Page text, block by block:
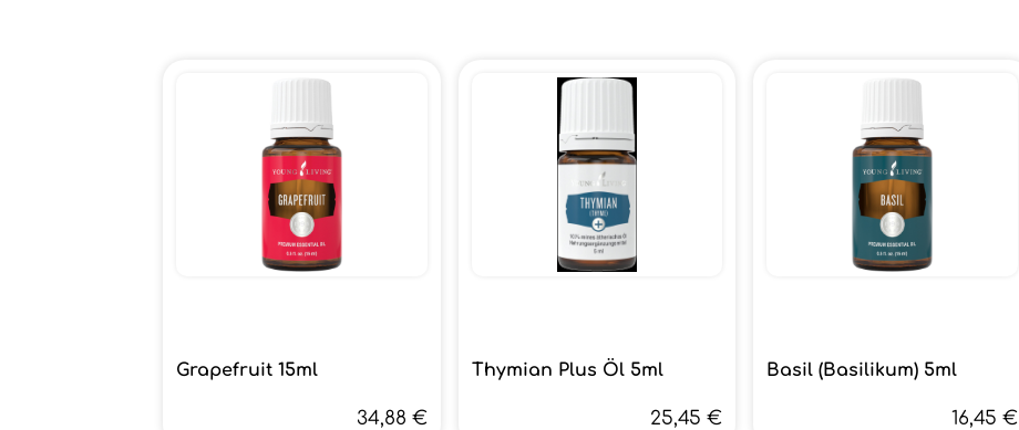
Grapefruit 15ml
34,88 €
Thymian Plus Öl 5ml
25,45 €
Basil (Basilikum) 5ml
16,45 €